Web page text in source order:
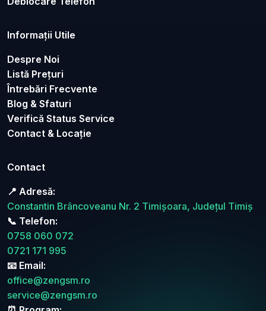
Informații Utile
Despre Noi
Listă Prețuri
Întrebări Frecvente
Blog & Sfaturi
Verifică Status Service
Contact & Locație
Contact
📍 Adresă:
Constantin Brâncoveanu Nr. 2 Timișoara, Județul Timiș
📞 Telefon:
0758 060 072
0721 171 995
📧 Email:
office@zengsm.ro
service@zengsm.ro